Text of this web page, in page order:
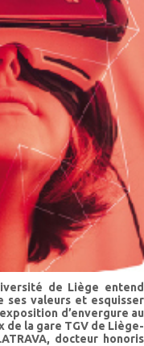
de Liège entend
ses valeurs et esquisser
d’envergure au
la gare TGV de Liège-
docteur honoris